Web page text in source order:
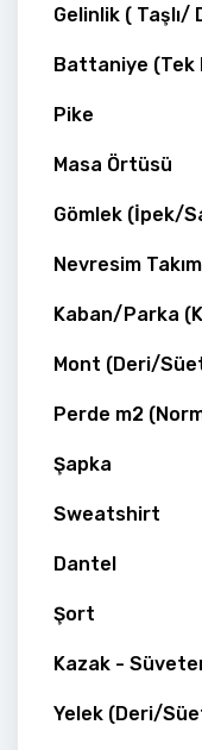
Gelinlik ( Taşlı/
Battaniye (Tek
Pike
Masa Örtüsü
Gömlek (İpek/
Nevresim
Kaban/Parka
Mont (Deri/
Perde m2
Şapka
Sweatshirt
Dantel
Şort
Kazak -
Yelek (Deri/